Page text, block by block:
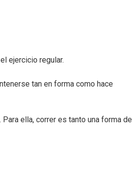
ejercicio regular.
tan en forma como hace
ella, correr es tanto una forma de